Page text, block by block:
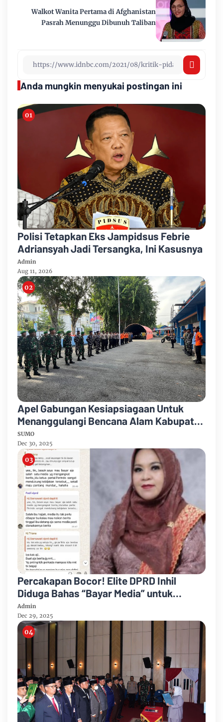
Walkot Wanita Pertama di Afghanistan
Pasrah Menunggu Dibunuh Taliban
Anda mungkin menyukai postingan ini
Polisi Tetapkan Eks Jampidsus Febrie
Adriansyah Jadi Tersangka, Ini Kasusnya
Admin
Aug 11, 2026
Apel Gabungan Kesiapsiagaan Untuk
Menanggulangi Bencana Alam Kabupaten
Bengkalis
SUMO
Dec 30, 2025
Percakapan Bocor! Elite DPRD Inhil
Diduga Bahas “Bayar Media” untuk
Dukung Kebijakan
Admin
Dec 29, 2025